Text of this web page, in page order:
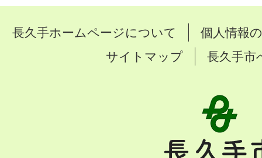
長久手ホームページについて
個人情報
サイトマップ
長久手市
手